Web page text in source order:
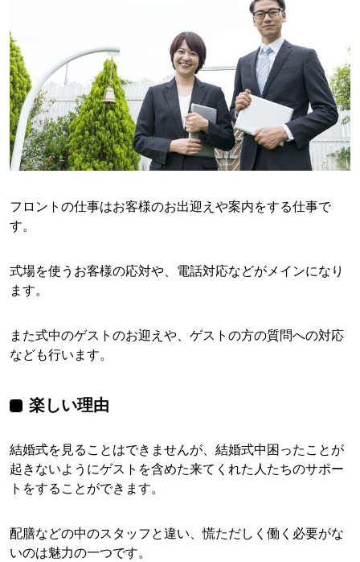
フロントの仕事はお客様のお出迎えや案内をする仕事で
す。
式場を使うお客様の応対や、電話対応などがメインになり
ます。
また式中のゲストのお迎えや、ゲストの方の質問への対応
なども行います。
楽しい理由
結婚式を見ることはできませんが、結婚式中困ったことが
起きないようにゲストを含めた来てくれた人たちのサポー
トをすることができます。
配膳などの中のスタッフと違い、慌ただしく働く必要がな
いのは魅力の一つです。